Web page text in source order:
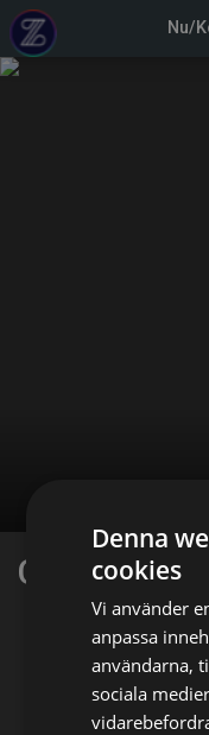
Nu/
Claudio
Facebook
Denna
cookies
Vi använder
anpassa
användarna,
sociala